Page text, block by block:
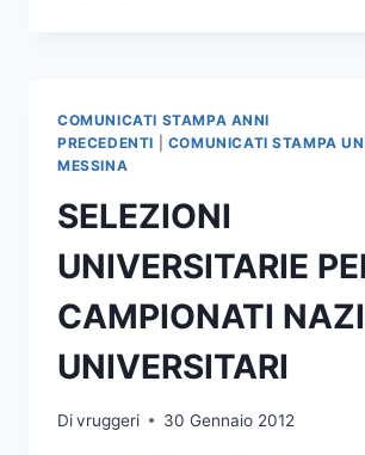
COMUNICATI STAMPA ANNI
PRECEDENTI
COMUNICATI STAMPA
MESSINA
SELEZIONI
UNIVERSITARIE
CAMPIONATI
UNIVERSITARI
Divruggeri 30 Gennaio 2012